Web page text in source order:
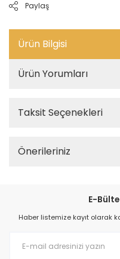
Paylaş
Ürün Bilgisi
Ürün Yorumları
Taksit Seçenekleri
Önerileriniz
E-
Haber listemize kayıt olarak